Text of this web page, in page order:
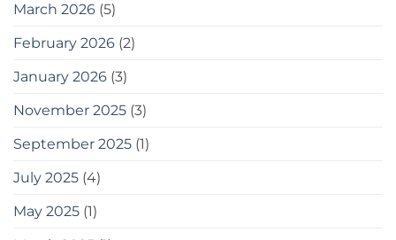
20
gardening
small
spaces
March 2026 (5)
February 2026 (2)
January 2026 (3)
November 2025 (3)
September 2025 (1)
July 2025 (4)
May 2025 (1)